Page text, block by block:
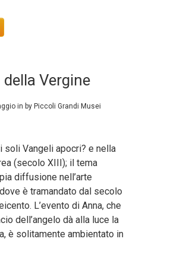
Vergine
in by Piccoli Grandi Musei
soli Vangeli apocri? e nella
(secolo XIII); il tema
diffusione nell’arte
è tramandato dal secolo
L’evento di Anna, che
dell’angelo dà alla luce la
è solitamente ambientato in